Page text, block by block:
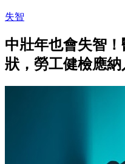
失智
中壯年也會失智
狀，勞工健檢應納